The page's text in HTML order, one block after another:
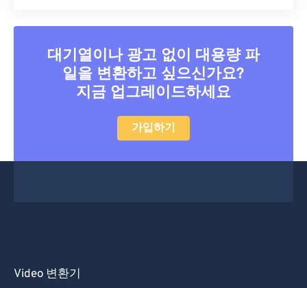
대기열이나 광고 없이 대용량 파
일을 변환하고 싶으신가요?
지금 업그레이드하세요
가입하기
Video 변환기